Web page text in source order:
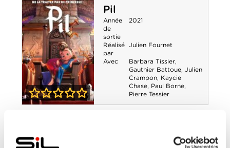
Pil
Année
de
sortie
2021
Réalisé
par
Julien Fournet
Avec Barbara Tissier,
Gauthier Battoue, Julien
Crampon, Kaycie
Chase, Paul Borne,
Pierre Tessier
Angoisse au motel